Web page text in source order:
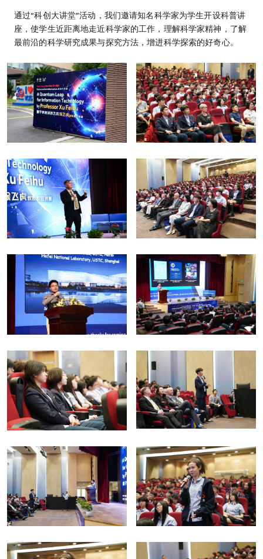
通过“科创⼤讲堂”活动，我们邀请知名科学家为学⽣开设科普讲
座，使学⽣近距离地⾛近科学家的⼯作，理解科学家精神，了解
最前沿的科学研究成果与探究⽅法，增进科学探索的好奇⼼。